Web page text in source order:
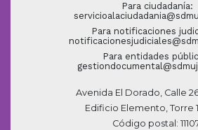
Para ciudadanía:
Para notificaciones
Para entidades
Avenida El Dorado, Calle
Edificio Elemento, Torre
Código postal: